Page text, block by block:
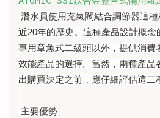
潛水員使用充氣閥結合調節器這
近20年的歷史。這種產品設計概念
專用章魚式二級頭以外，提供消費
效能產品的選擇。當然，兩種產品
出購買決定之前，應仔細評估這二
主要優勢